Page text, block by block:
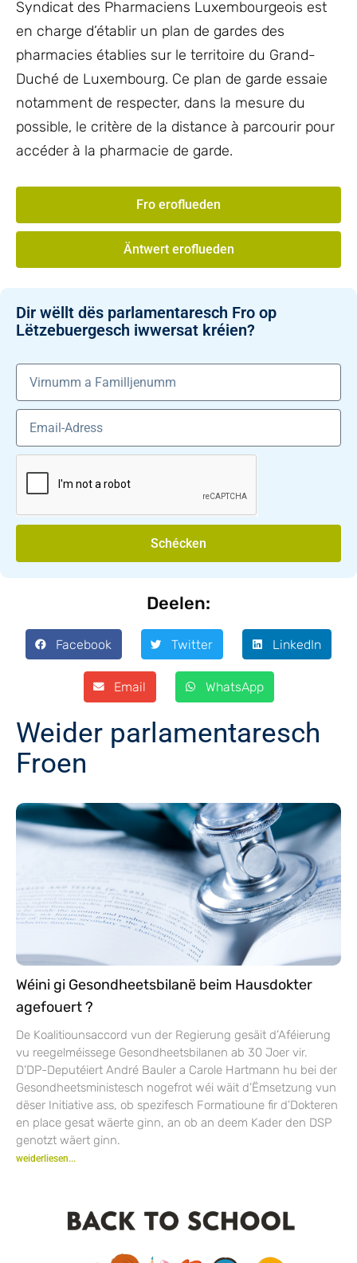
Syndicat des Pharmaciens Luxembourgeois est
en charge d’établir un plan de gardes des
pharmacies établies sur le territoire du Grand-
Duché de Luxembourg. Ce plan de garde essaie
notamment de respecter, dans la mesure du
possible, le critère de la distance à parcourir pour
accéder à la pharmacie de garde.
Fro eroflueden
Äntwert eroflueden
Dir wëllt dës parlamentaresch Fro op
Lëtzebuergesch iwwersat kréien?
Schécken
Deelen:
Facebook Twitter LinkedIn
Email WhatsApp
Weider parlamentaresch
Froen
Wéini gi Gesondheetsbilanë beim Hausdokter
agefouert ?
De Koalitiounsaccord vun der Regierung gesäit d’Aféierung
vu reegelméissege Gesondheetsbilanen ab 30 Joer vir.
D’DP-Deputéiert André Bauler a Carole Hartmann hu bei der
Gesondheetsministesch nogefrot wéi wäit d’Ëmsetzung vun
dëser Initiative ass, ob spezifesch Formatioune fir d’Dokteren
en place gesat wäerte ginn, an ob an deem Kader den DSP
genotzt wäert ginn.
weiderliesen...